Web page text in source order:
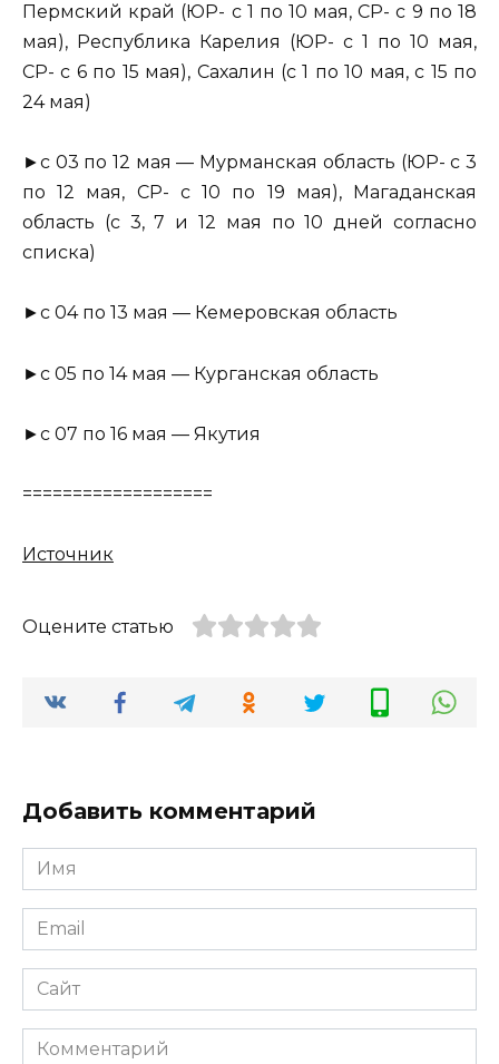
Пермский край (ЮР- с 1 по 10 мая, СР- с 9 по 18
мая), Республика Карелия (ЮР- с 1 по 10 мая,
СР- с 6 по 15 мая), Сахалин (с 1 по 10 мая, с 15 по
24 мая)
►с 03 по 12 мая — Мурманская область (ЮР- с 3
по 12 мая, СР- с 10 по 19 мая), Магаданская
область (с 3, 7 и 12 мая по 10 дней согласно
списка)
►с 04 по 13 мая — Кемеровская область
►с 05 по 14 мая — Курганская область
►с 07 по 16 мая — Якутия
===================
Источник
Оцените статью
Добавить комментарий
Имя
*
Email
*
Сайт
Комментарий